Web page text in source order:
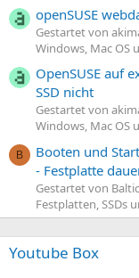
openSUSE
Gestartet von
Windows, Mac OS
OpenSUSE auf
SSD nicht
Gestartet von
Windows, Mac OS
B
Booten und
- Festplatte
Gestartet von
Festplatten, SSDs
Youtube Box